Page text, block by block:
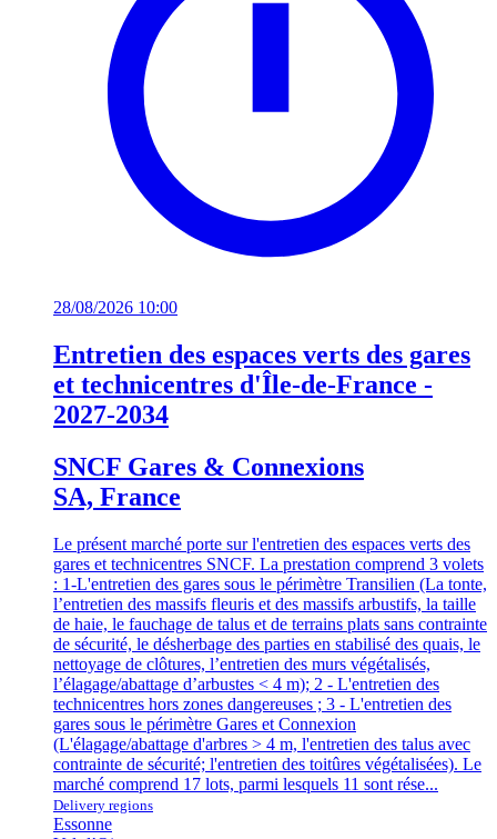
28/08/2026 10:00
Entretien des espaces verts des gares
et technicentres d'Île-de-France -
2027-2034
SNCF Gares & Connexions
SA, France
Le présent marché porte sur l'entretien des espaces verts des
gares et technicentres SNCF. La prestation comprend 3 volets
: 1-L'entretien des gares sous le périmètre Transilien (La tonte,
l’entretien des massifs fleuris et des massifs arbustifs, la taille
de haie, le fauchage de talus et de terrains plats sans contrainte
de sécurité, le désherbage des parties en stabilisé des quais, le
nettoyage de clôtures, l’entretien des murs végétalisés,
l’élagage/abattage d’arbustes < 4 m); 2 - L'entretien des
technicentres hors zones dangereuses ; 3 - L'entretien des
gares sous le périmètre Gares et Connexion
(L'élagage/abattage d'arbres > 4 m, l'entretien des talus avec
contrainte de sécurité; l'entretien des toitûres végétalisées). Le
marché comprend 17 lots, parmi lesquels 11 sont rése...
Delivery regions
Essonne